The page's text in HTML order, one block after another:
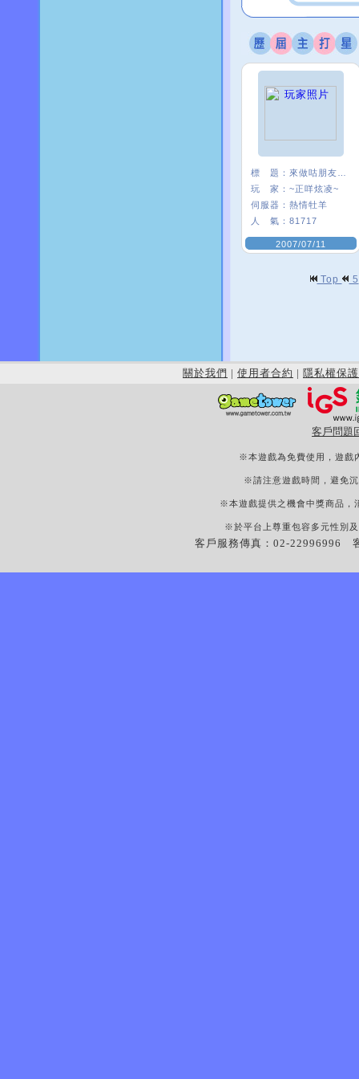
標 題：
玩 家： ~正咩炫凌~
伺服器： 熱情牡羊
人 氣： 81717
2007/07/11
Top 5
關於我們 | 使用者合約 | 隱私權保護
客戶問題
※本遊戲為免費使用，遊戲
※請注意遊戲時間，避免
※本遊戲提供之機會中獎商品，
※於平台上尊重包容多元性別
客戶服務傳真：02-22996996